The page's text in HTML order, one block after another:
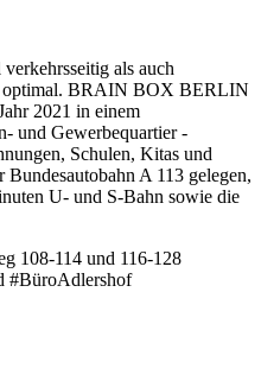
als auch
optimal. BRAIN BOX BERLIN
2021 in einem
und Gewerbequartier -
Schulen, Kitas und
A 113 gelegen,
U- und S-Bahn sowie die
108-114 und 116-128
#BüroAdlershof